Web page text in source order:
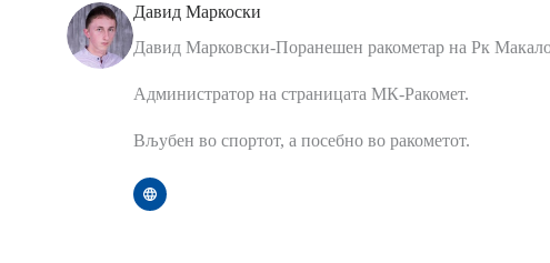
Давид Маркоски
Давид Марковски-Поранешен ракометар на Рк
Администратор на страницата МК-Ракомет.
Вљубен во спортот, а посебно во ракометот.